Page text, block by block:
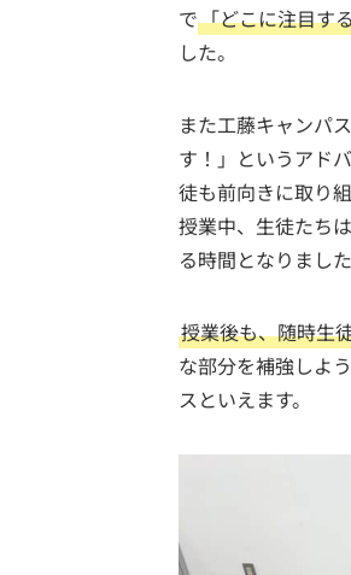
で「どこに注目す
した。
また工藤キャンパ
す！」というアド
徒も前向きに取り
授業中、生徒たち
る時間となりました
授業後も、随時生
な部分を補強しよ
スといえます。